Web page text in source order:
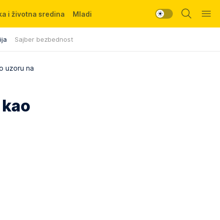
Sajber bezbednost
i životna sredina Mladi
uzoru na